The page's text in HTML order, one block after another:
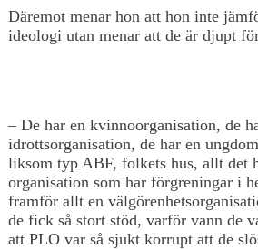
Däremot menar hon att hon inte
ideologi utan menar att de är djupt
– De har en kvinnoorganisation, de
idrottsorganisation, de har en
liksom typ ABF, folkets hus, allt det
organisation som har förgreningar i
framför allt en
de fick så stort stöd, varför vann de
att PLO var så sjukt korrupt att de